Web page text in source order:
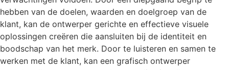
hebben van de doelen, waarden en doelgroep van de
klant, kan de ontwerper gerichte en effectieve visuele
oplossingen creëren die aansluiten bij de identiteit en
boodschap van het merk. Door te luisteren en samen te
werken met de klant, kan een grafisch ontwerper